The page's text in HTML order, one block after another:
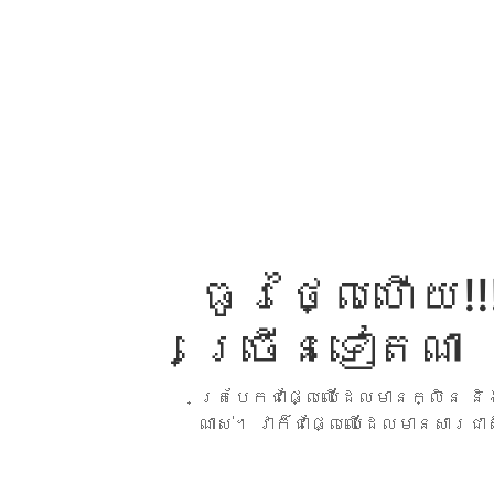
ធូរថ្លៃហើយ
ច្រើនទៀតណា
ត្របែកជាផ្លែឈើដែលមានក្លិន
ណាស់។ វាក៏ជាផ្លែឈើដែលមានសា